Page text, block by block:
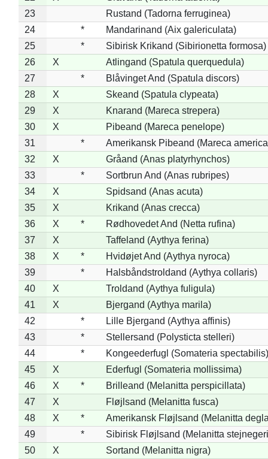
23
Rustand (Tadorna ferruginea)
24
*
Mandarinand (Aix galericulata)
25
*
Sibirisk Krikand (Sibirionetta formosa)
26
X
Atlingand (Spatula querquedula)
27
*
Blåvinget And (Spatula discors)
28
X
Skeand (Spatula clypeata)
29
X
Knarand (Mareca strepera)
30
X
Pibeand (Mareca penelope)
31
*
Amerikansk Pibeand (Mareca
32
X
Gråand (Anas platyrhynchos)
33
*
Sortbrun And (Anas rubripes)
34
X
Spidsand (Anas acuta)
35
X
Krikand (Anas crecca)
36
X *
Rødhovedet And (Netta rufina)
37
X
Taffeland (Aythya ferina)
38
X *
Hvidøjet And (Aythya nyroca)
39
*
Halsbåndstroldand (Aythya collaris)
40
X
Troldand (Aythya fuligula)
41
X
Bjergand (Aythya marila)
42
*
Lille Bjergand (Aythya affinis)
43
*
Stellersand (Polysticta stelleri)
44
*
Kongeederfugl (Somateria spectabilis)
45
X
Ederfugl (Somateria mollissima)
46
X *
Brilleand (Melanitta perspicillata)
47
X
Fløjlsand (Melanitta fusca)
48
X *
Amerikansk Fløjlsand (Melanitta
49
*
Sibirisk Fløjlsand (Melanitta
50
X
Sortand (Melanitta nigra)